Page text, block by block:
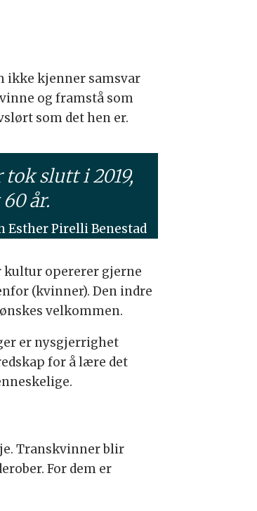
ikke kjenner samsvar
og framstå som
som det hen er.
slutt i 2019,
år.
Esther Pirelli Benestad
kultur opererer gjerne
(kvinner). Den indre
velkommen.
er nysgjerrighet
for å lære det
Transkvinner blir
For dem er